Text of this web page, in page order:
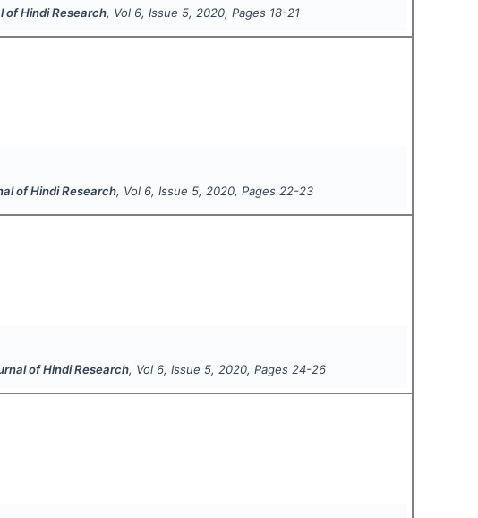
of Hindi Research, Vol 6, Issue 5,2020, Pages 18-21
of Hindi Research, Vol 6, Issue 5,2020, Pages 22-23
of Hindi Research, Vol 6, Issue 5,2020, Pages 24-26